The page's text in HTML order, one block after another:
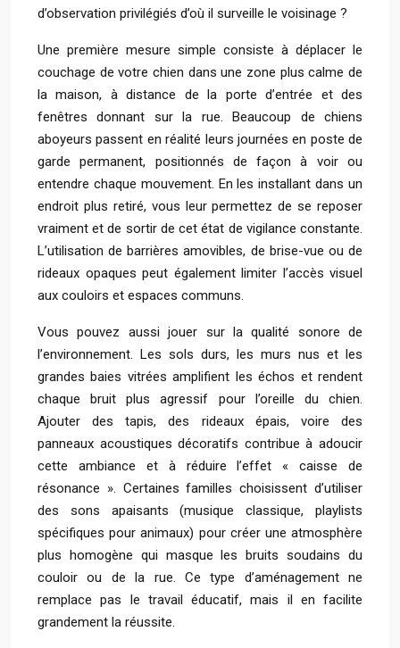
d’observation privilégiés d’où il surveille le voisinage ?
Une première mesure simple consiste à déplacer le
couchage de votre chien dans une zone plus calme de
la maison, à distance de la porte d’entrée et des
fenêtres donnant sur la rue. Beaucoup de chiens
aboyeurs passent en réalité leurs journées en poste de
garde permanent, positionnés de façon à voir ou
entendre chaque mouvement. En les installant dans un
endroit plus retiré, vous leur permettez de se reposer
vraiment et de sortir de cet état de vigilance constante.
L’utilisation de barrières amovibles, de brise-vue ou de
rideaux opaques peut également limiter l’accès visuel
aux couloirs et espaces communs.
Vous pouvez aussi jouer sur la qualité sonore de
l’environnement. Les sols durs, les murs nus et les
grandes baies vitrées amplifient les échos et rendent
chaque bruit plus agressif pour l’oreille du chien.
Ajouter des tapis, des rideaux épais, voire des
panneaux acoustiques décoratifs contribue à adoucir
cette ambiance et à réduire l’effet « caisse de
résonance ». Certaines familles choisissent d’utiliser
des sons apaisants (musique classique, playlists
spécifiques pour animaux) pour créer une atmosphère
plus homogène qui masque les bruits soudains du
couloir ou de la rue. Ce type d’aménagement ne
remplace pas le travail éducatif, mais il en facilite
grandement la réussite.